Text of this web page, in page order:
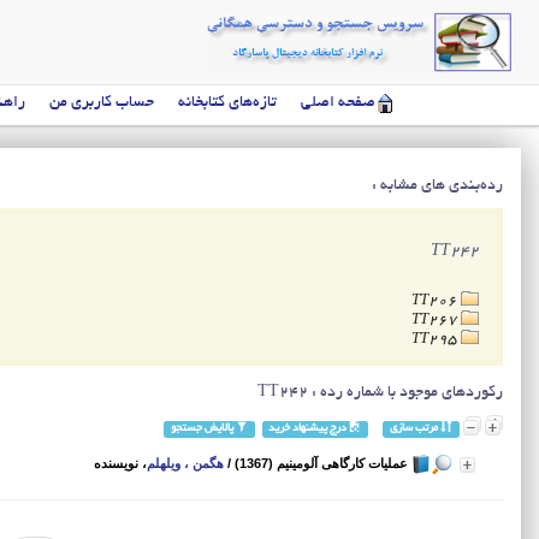
صفحه اصلی تازه‌های کتابخانه حساب کاربری من
رده‌بندی های مشابه :
TT242
TT267
رکوردهای موجود با شماره رده : TT242
مرتب سازی درج پیشنهاد خرید پالایش جستجو
عملیات کارگاهی آلومینیم (1367) / هگمن ، ویلهلم، نویسنده